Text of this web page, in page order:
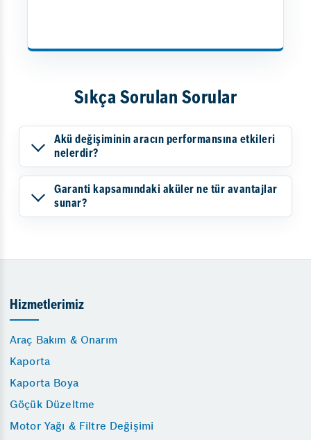
Sıkça Sorulan Sorular
Akü değişiminin aracın performansına etkileri
nelerdir?
Garanti kapsamındaki aküler ne tür avantajlar
sunar?
Hizmetlerimiz
Araç Bakım & Onarım
Kaporta
Kaporta Boya
Göçük Düzeltme
Motor Yağı & Filtre Değişimi